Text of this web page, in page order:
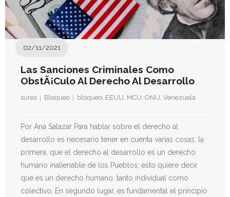
Las Sanciones Criminales Como
ObstÃ¡culo Al Derecho Al Desarrollo
02/11/2021
sures Bloqueo bloqueo, EEUU, MCU, ONU, Venezuela
Por Ana Salazar Para hablar sobre el derecho al
desarrollo es necesario tener en cuenta varias cosas: la
primera, que el derecho al desarrollo es un derecho
humano inalienable de los Pueblos; esto quiere decir
que es un derecho humano, tanto individual como
colectivo. En segundo lugar, es fundamental el principio